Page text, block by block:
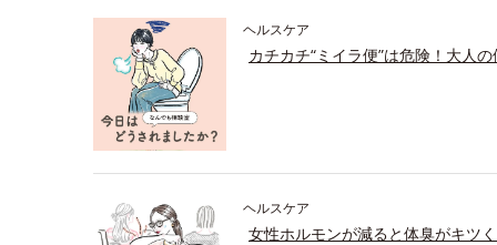
ヘルスケア
カチカチ“ミイラ便”は危険！大人
ヘルスケア
女性ホルモンが減ると体臭がキツ